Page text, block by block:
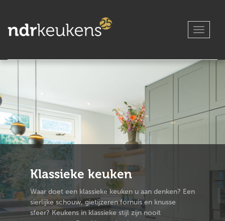
a
o
n
t
n
t
Klassieke keuken
Waar doet een klassieke keuken u aan denken? Een
sierlijke schouw, gietijzeren fornuis en knusse
sfeer? Keukens in klassieke stijl zijn nooit